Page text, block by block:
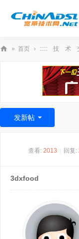
术
» 首页 › ::::: 技 术
发新帖
查看: 2013 回复:
3dxfood